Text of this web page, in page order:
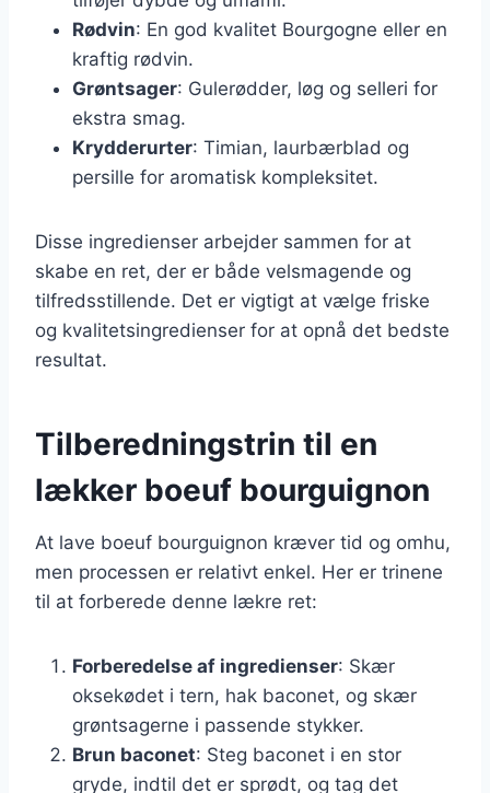
Rødvin: En god kvalitet Bourgogne eller en
kraftig rødvin.
Grøntsager: Gulerødder, løg og selleri for
ekstra smag.
Krydderurter: Timian, laurbærblad og
persille for aromatisk kompleksitet.
Disse ingredienser arbejder sammen for at
skabe en ret, der er både velsmagende og
tilfredsstillende. Det er vigtigt at vælge friske
og kvalitetsingredienser for at opnå det bedste
resultat.
Tilberedningstrin til en
lækker boeuf bourguignon
At lave boeuf bourguignon kræver tid og omhu,
men processen er relativt enkel. Her er trinene
til at forberede denne lækre ret:
Forberedelse af ingredienser: Skær
oksekødet i tern, hak baconet, og skær
grøntsagerne i passende stykker.
Brun baconet: Steg baconet i en stor
gryde, indtil det er sprødt, og tag det